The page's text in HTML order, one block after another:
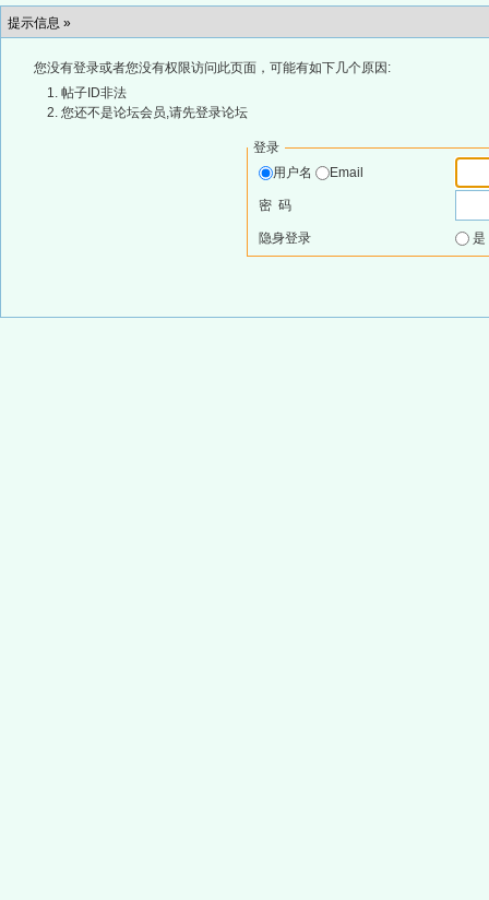
提示信息 »
您没有登录或者您没有权限访问此页面，可能有如下几个原因:
帖子ID非法
您还不是论坛会员,请先登录论坛
登录
用户名
Email
密 码
隐身登录